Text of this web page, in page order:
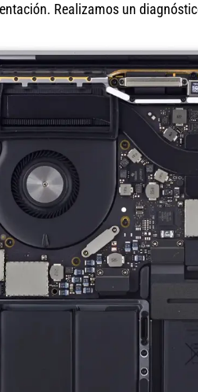
Realizamos un